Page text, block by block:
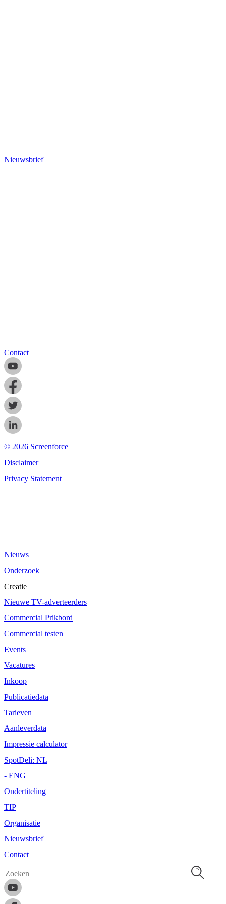
Nieuwsbrief
Contact
© 2026 Screenforce
Disclaimer
Privacy Statement
Nieuws
Onderzoek
Creatie
Nieuwe TV-adverteerders
Commercial Prikbord
Commercial testen
Events
Vacatures
Inkoop
Publicatiedata
Tarieven
Aanleverdata
Impressie calculator
SpotDeli: NL
- ENG
Ondertiteling
TIP
Organisatie
Nieuwsbrief
Contact